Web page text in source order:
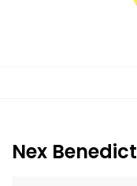
Nex Benedict